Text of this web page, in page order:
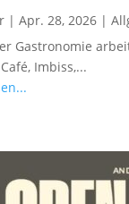
| Apr. 28, 2026|
Gastronomie
Imbiss,...